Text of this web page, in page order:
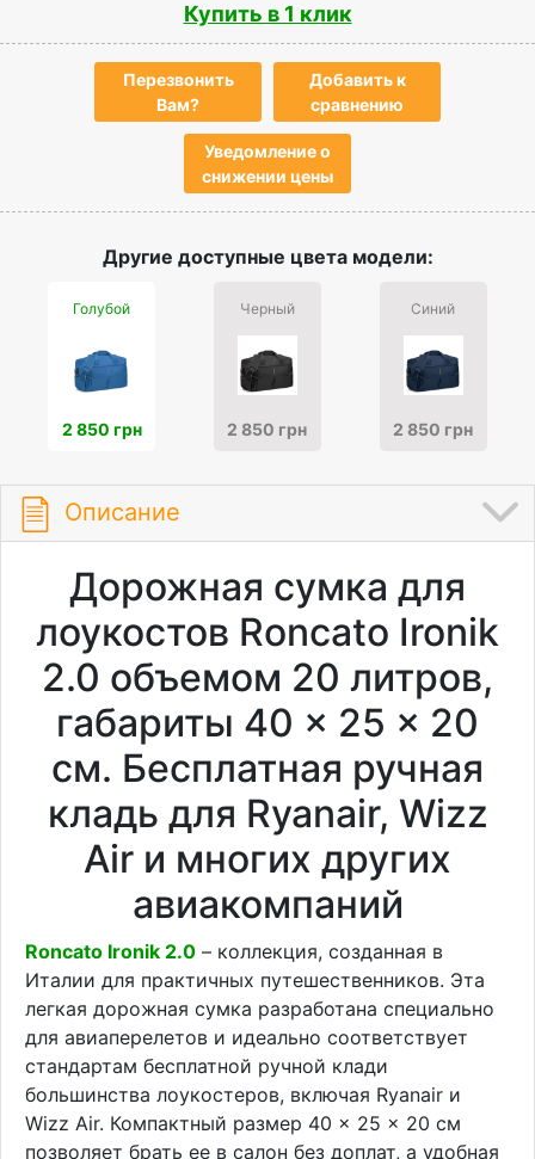
Купить в 1 клик
Перезвонить
Вам?
Добавить к
сравнению
Уведомление о
снижении цены
Другие доступные цвета модели:
Голубой
2 850 грн
Черный
2 850 грн
Синий
2 850 грн
Описание
Дорожная сумка для
лоукостов Roncato Ironik
2.0 объемом 20 литров,
габариты 40 × 25 × 20
см. Бесплатная ручная
кладь для Ryanair, Wizz
Air и многих других
авиакомпаний
Roncato Ironik 2.0 – коллекция, созданная в
Италии для практичных путешественников. Эта
легкая дорожная сумка разработана специально
для авиаперелетов и идеально соответствует
стандартам бесплатной ручной клади
большинства лоукостеров, включая Ryanair и
Wizz Air. Компактный размер 40 × 25 × 20 см
позволяет брать ее в салон без доплат, а удобная